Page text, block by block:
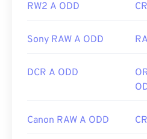
https://www.file-
RW2 A ODD
Sony RAW A ODD
DCR A ODD
Canon RAW A ODD